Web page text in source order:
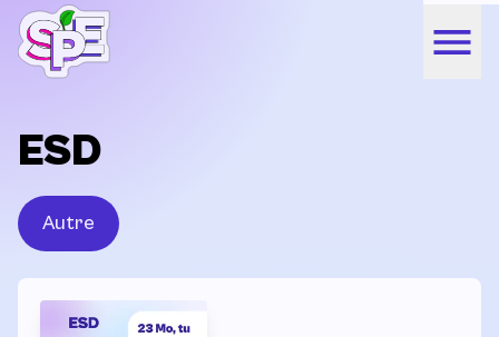
ESD
Autre